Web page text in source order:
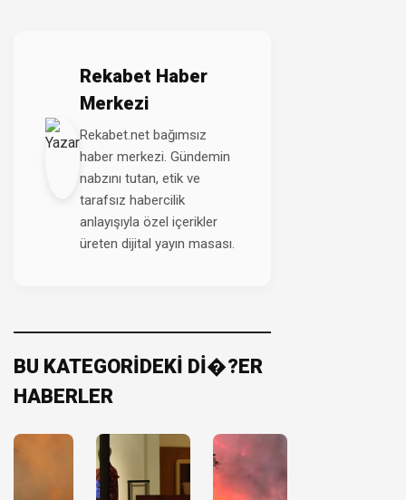
Rekabet Haber
Merkezi
Rekabet.net bağımsız
haber merkezi. Gündemin
nabzını tutan, etik ve
tarafsız habercilik
anlayışıyla özel içerikler
üreten dijital yayın masası.
BU KATEGORİDEKİ Dİ�?ER
HABERLER